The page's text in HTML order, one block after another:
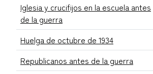
Iglesia y crucifijos en la escuela antes
de la guerra
Huelga de octubre de 1934
Republicanos antes de la guerra